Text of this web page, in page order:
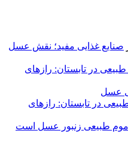
صنایع غذایی مفید؛ نقش عسل
در تابستان: رازهای
عسل
در تابستان: رازهای
موم طبیعی زنبور عسل است